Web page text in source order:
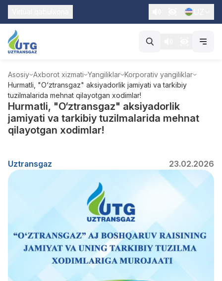
Asosiy Axborot xizmati Yangiliklar Korporativ yangiliklar
Hurmatli, "O‘ztransgaz" aksiyadorlik jamiyati va tarkibiy
tuzilmalarida mehnat qilayotgan xodimlar!
Hurmatli, "O‘ztransgaz" aksiyadorlik
jamiyati va tarkibiy tuzilmalarida mehnat
qilayotgan xodimlar!
Uztransgaz 23.02.2026